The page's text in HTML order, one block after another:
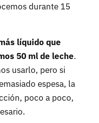
durante 15
líquido que
50 ml de leche.
usarlo, pero si
espesa, la
poco a poco,